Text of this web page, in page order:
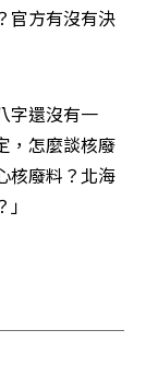
官方有沒有決
字還沒有一
，怎麼談核廢
核廢料？北海